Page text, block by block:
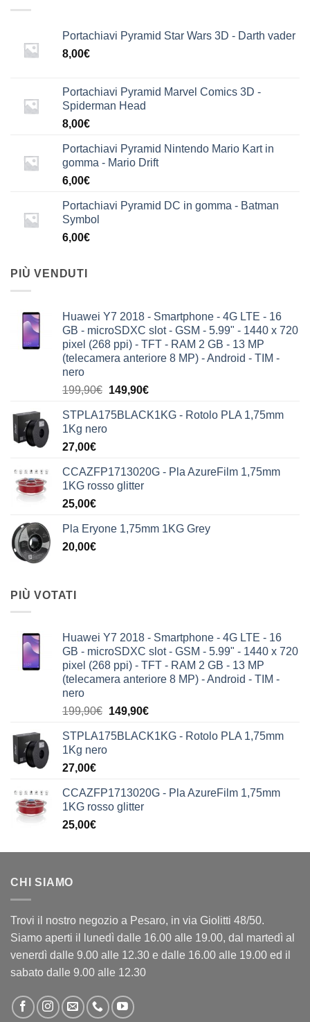
Portachiavi Pyramid Star Wars 3D - Darth vader
8,00€
Portachiavi Pyramid Marvel Comics 3D -
Spiderman Head
8,00€
Portachiavi Pyramid Nintendo Mario Kart in
gomma - Mario Drift
6,00€
Portachiavi Pyramid DC in gomma - Batman
Symbol
6,00€
PIÙ VENDUTI
Huawei Y7 2018 - Smartphone - 4G LTE - 16
GB - microSDXC slot - GSM - 5.99" - 1440 x 720
pixel (268 ppi) - TFT - RAM 2 GB - 13 MP
(telecamera anteriore 8 MP) - Android - TIM -
nero
199,90€ Il
originale
149,90€Il
attuale
STPLA175BLACK1KG - Rotolo PLA 1,75mm
1Kg nero
27,00€
CCAZFP1713020G - Pla AzureFilm 1,75mm
1KG rosso glitter
25,00€
Pla Eryone 1,75mm 1KG Grey
20,00€
PIÙ VOTATI
Huawei Y7 2018 - Smartphone - 4G LTE - 16
GB - microSDXC slot - GSM - 5.99" - 1440 x 720
pixel (268 ppi) - TFT - RAM 2 GB - 13 MP
(telecamera anteriore 8 MP) - Android - TIM -
nero
199,90€ Il
originale
149,90€Il
attuale
STPLA175BLACK1KG - Rotolo PLA 1,75mm
1Kg nero
27,00€
CCAZFP1713020G - Pla AzureFilm 1,75mm
1KG rosso glitter
25,00€
CHI SIAMO
Trovi il nostro negozio a Pesaro, in via Giolitti 48/50.
Siamo aperti il lunedì dalle 16.00 alle 19.00, dal martedì al
venerdì dalle 9.00 alle 12.30 e dalle 16.00 alle 19.00 ed il
sabato dalle 9.00 alle 12.30